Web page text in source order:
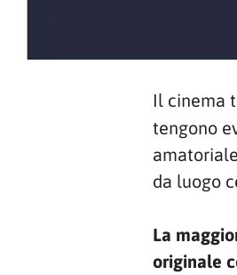
Il cinema
tengono
da luogo
La
originale